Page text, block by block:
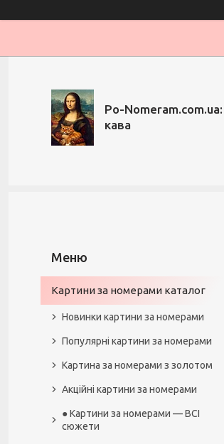
Po-Nomeram.com.ua:
кава
Картини за номерами каталог
Новинки картини за номерами
Популярні картини за номерами
Картина за номерами з золотом
Акційні картини за номерами
● Картини за номерами — ВСІ
сюжети